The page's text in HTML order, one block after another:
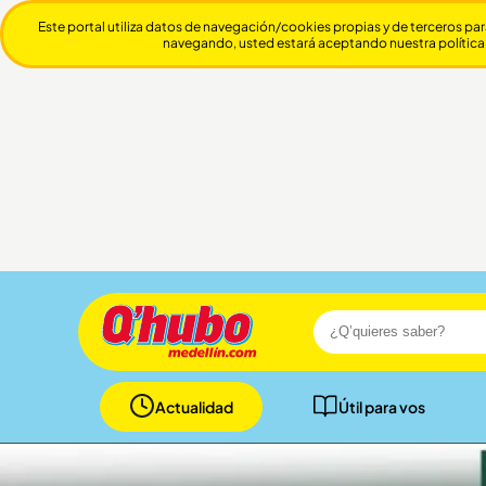
Actualidad Útil para vos
Este portal utiliza datos de navegación/cookies propias y de terceros
navegando, usted estará aceptando nuestra